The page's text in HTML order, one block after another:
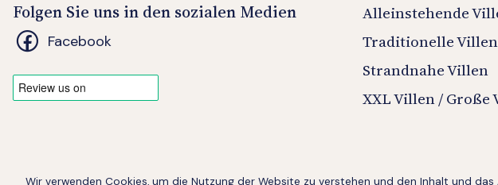
Wir verwenden Cookies, um die Nutzung der Website zu verstehen und den Inhalt und
Folgen Sie uns in den sozialen Medien
Facebook
Alleinstehende
Traditionelle Villen
Strandnahe Villen
XXL Villen / Große